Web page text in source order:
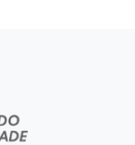
etapa da
Grande